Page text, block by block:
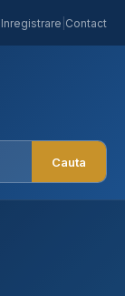
Inregistrare Contact
Cauta